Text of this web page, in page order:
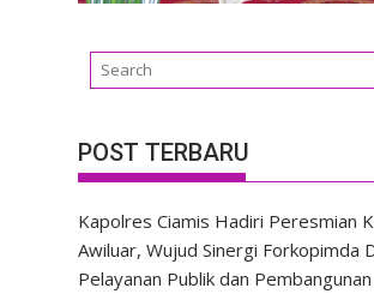
POST TERBARU
Kapolres Ciamis Hadiri Peresmian
Awiluar, Wujud Sinergi Forkopimda
Pelayanan Publik dan